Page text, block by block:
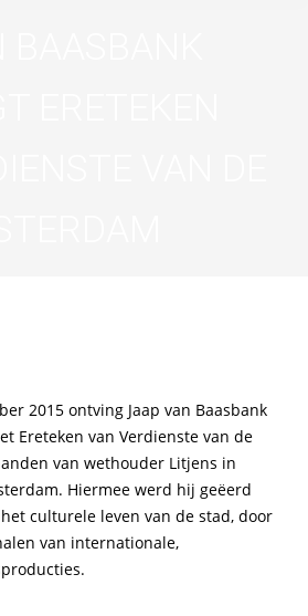
2015 ontving Jaap van Baasbank
Ereteken van Verdienste van de
van wethouder Litjens in
Hiermee werd hij geëerd
culturele leven van de stad, door
van internationale,